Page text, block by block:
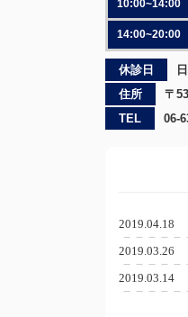
10:00~14:00
14:00~20:00
休診日
住所
〒
TEL
06-
2019.04.18
2019.03.26
2019.03.14